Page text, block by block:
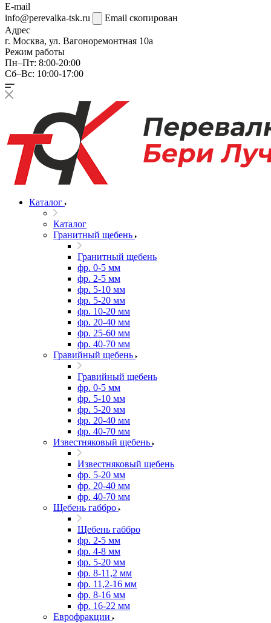
E-mail
info@perevalka-tsk.ru
Email скопирован
Адрес
г. Москва, ул. Вагоноремонтная 10а
Режим работы
Пн–Пт: 8:00-20:00
Сб–Вс: 10:00-17:00
Каталог
Каталог
Гранитный щебень
Гранитный щебень
фр. 0-5 мм
фр. 2-5 мм
фр. 5-10 мм
фр. 5-20 мм
фр. 10-20 мм
фр. 20-40 мм
фр. 25-60 мм
фр. 40-70 мм
Гравийный щебень
Гравийный щебень
фр. 0-5 мм
фр. 5-10 мм
фр. 5-20 мм
фр. 20-40 мм
фр. 40-70 мм
Известняковый щебень
Известняковый щебень
фр. 5-20 мм
фр. 20-40 мм
фр. 40-70 мм
Щебень габбро
Щебень габбро
фр. 2-5 мм
фр. 4-8 мм
фр. 5-20 мм
фр. 8-11,2 мм
фр. 11,2-16 мм
фр. 8-16 мм
фр. 16-22 мм
Еврофракции